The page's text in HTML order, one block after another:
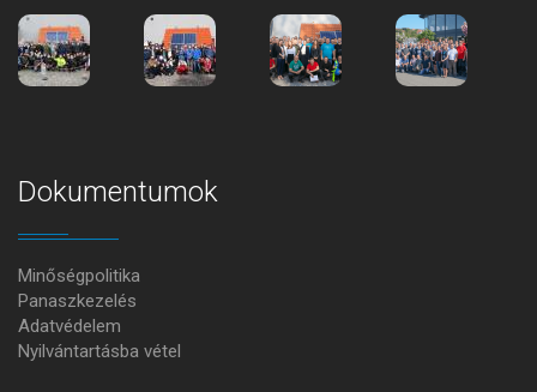
Dokumentumok
Minőségpolitika
Panaszkezelés
Adatvédelem
Nyilvántartásba vétel